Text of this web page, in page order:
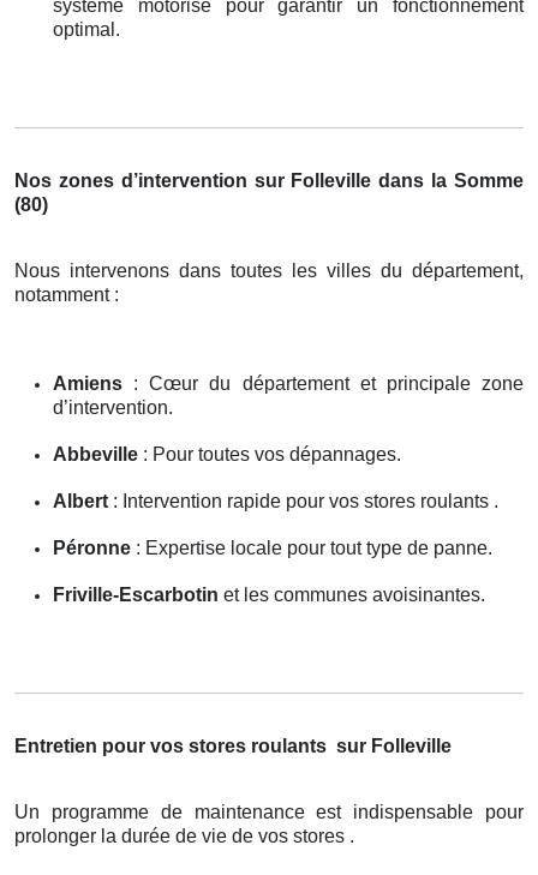
système motorisé pour garantir un fonctionnement
optimal.
Nos zones d’intervention sur Folleville dans la Somme
(80)
Nous intervenons dans toutes les villes du département,
notamment :
Amiens : Cœur du département et principale zone
d’intervention.
Abbeville : Pour toutes vos dépannages.
Albert : Intervention rapide pour vos stores roulants .
Péronne : Expertise locale pour tout type de panne.
Friville-Escarbotin et les communes avoisinantes.
Entretien pour vos stores roulants sur Folleville
Un programme de maintenance est indispensable pour
prolonger la durée de vie de vos stores .